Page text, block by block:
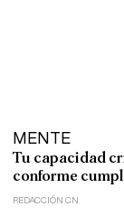
MENTE
Tu capacidad
conforme
REDACCIÓN CN